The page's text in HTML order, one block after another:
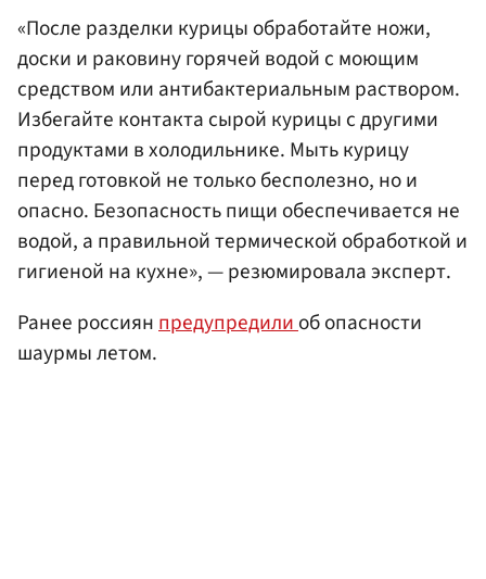
«После разделки курицы обработайте ножи,
доски и раковину горячей водой с моющим
средством или антибактериальным раствором.
Избегайте контакта сырой курицы с другими
продуктами в холодильнике. Мыть курицу
перед готовкой не только бесполезно, но и
опасно. Безопасность пищи обеспечивается не
водой, а правильной термической обработкой и
гигиеной на кухне», — резюмировала эксперт.
Ранее россиянпредупредилиоб опасности
шаурмы летом.